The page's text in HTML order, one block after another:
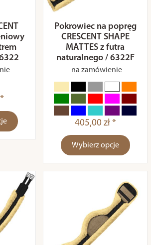
Pokrowiec na popręg
CRESCENT SHAPE
MATTES z futra
naturalnego / 6322F
na zamówienie
405,00 zł *
Wybierz opcje